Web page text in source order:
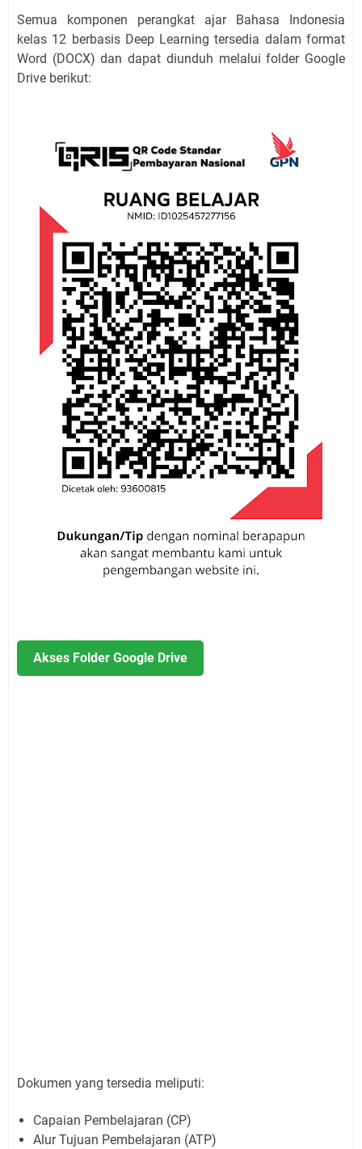
Semua komponen perangkat ajar Bahasa Indonesia
kelas 12 berbasis Deep Learning tersedia dalam format
Word (DOCX) dan dapat diunduh melalui folder Google
Drive berikut:
Akses Folder Google Drive
Dokumen yang tersedia meliputi:
Capaian Pembelajaran (CP)
Alur Tujuan Pembelajaran (ATP)